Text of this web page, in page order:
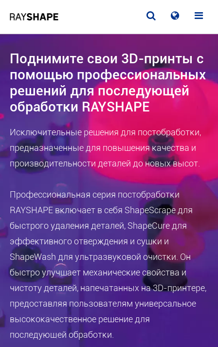
Поднимите свои 3D-принты с
помощью профессиональных
решений для последующей
обработки RAYSHAPE
Исключительные решения для постобработки,
предназначенные для повышения качества и
производительности деталей до новых высот.
Профессиональная серия постобработки
RAYSHAPE включает в себя ShapeScrape для
быстрого удаления деталей, ShapeCure для
эффективного отверждения и сушки и
ShapeWash для ультразвуковой очистки. Он
быстро улучшает механические свойства и
чистоту деталей, напечатанных на 3D-принтере,
предоставляя пользователям универсальное
высококачественное решение для
последующей обработки.